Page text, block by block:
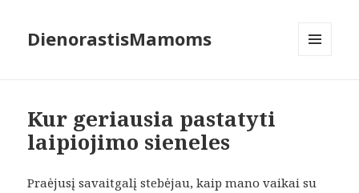
DienorastisMamoms
Kur geriausia pastatyti
laipiojimo sieneles
Praėjusį savaitgalį stebėjau, kaip mano vaikai su